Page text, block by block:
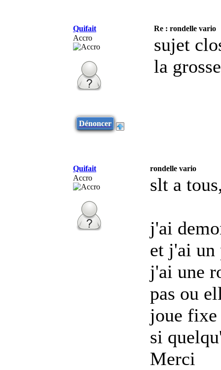
Quifait
Re : rondelle vario
Accro
sujet
la
Dénoncer
Quifait
rondelle vario
Accro
slt a
j'ai
et j'ai un
j'ai une
pas ou
joue fixe
si
Merci